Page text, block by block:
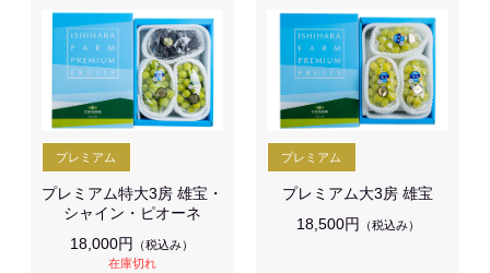
プレミアム特大3房 雄宝・
シャイン・ピオーネ
18,000円
（税込み）
在庫切れ
プレミアム大3房 雄宝
18,500円
（税込み）